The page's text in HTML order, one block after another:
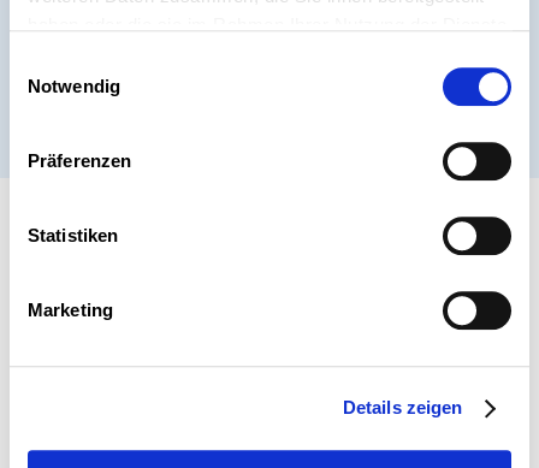
Notwendig
Präferenzen
Statistiken
Marketing
Details zeigen